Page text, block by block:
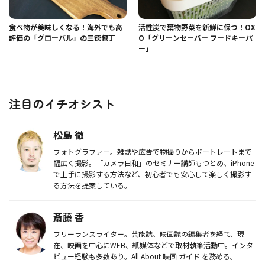
食べ物が美味しくなる！海外でも高
評価の「グローバル」の三徳包丁
活性炭で葉物野菜を新鮮に保つ！OX
O「グリーンセーバー フードキーパ
ー」
注目のイチオシスト
松島 徹
フォトグラファー。雑誌や広告で物撮りからポートレートまで
幅広く撮影。「カメラ日和」のセミナー講師もつとめ、iPhone
で上手に撮影する方法など、初心者でも安心して楽しく撮影す
る方法を提案している。
斎藤 香
フリーランスライター。芸能誌、映画誌の編集者を経て、現
在、映画を中心にWEB、紙媒体などで取材執筆活動中。インタ
ビュー経験も多数あり。All About 映画 ガイド を務める。